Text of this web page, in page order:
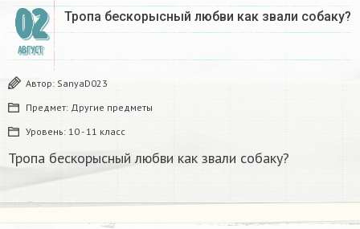
02
АВГУСТ
Тропа бескорысный любви как звали собаку?
Автор: SanyaD023
Предмет: Другие предметы
Уровень: 10 - 11 класс
Тропа бескорысный любви как звали собаку? ​